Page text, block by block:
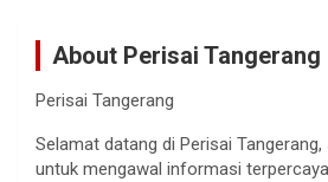
About Perisai Tangerang
Perisai Tangerang
Selamat datang di Perisai
untuk mengawal informasi